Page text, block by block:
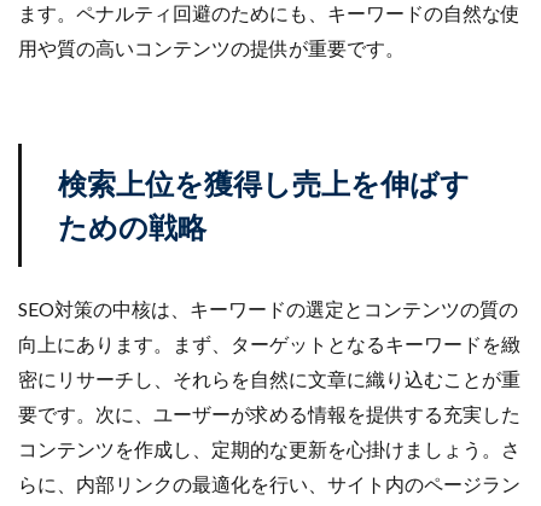
ます。ペナルティ回避のためにも、キーワードの自然な使
用や質の高いコンテンツの提供が重要です。
検索上位を獲得し売上を伸ばす
ための戦略
SEO対策の中核は、キーワードの選定とコンテンツの質の
向上にあります。まず、ターゲットとなるキーワードを緻
密にリサーチし、それらを自然に文章に織り込むことが重
要です。次に、ユーザーが求める情報を提供する充実した
コンテンツを作成し、定期的な更新を心掛けましょう。さ
らに、内部リンクの最適化を行い、サイト内のページラン